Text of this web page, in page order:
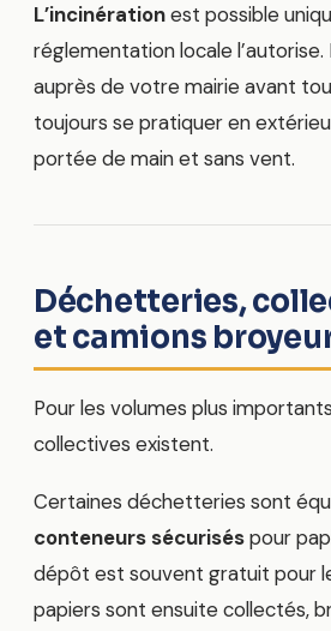
L’incinérationest possible
réglementation locale
auprès de votre mairie avant
toujours se pratiquer en
portée de main et sans vent.
Déchetteries,
et camions
Pour les volumes plus
collectives existent.
Certaines déchetteries sont
conteneurs sécuriséspour
dépôt est souvent gratuit pour
papiers sont ensuite collectés,